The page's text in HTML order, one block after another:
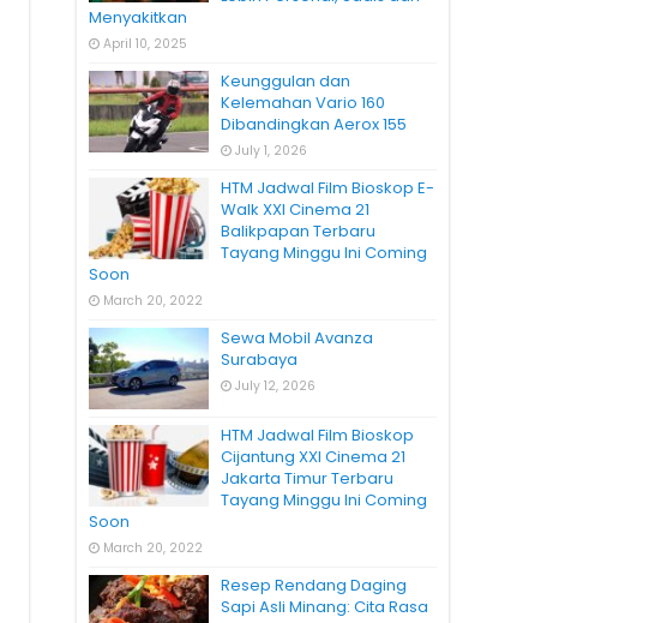
Menyakitkan
April 10, 2025
Keunggulan dan
Kelemahan Vario 160
Dibandingkan Aerox 155
July 1, 2026
HTM Jadwal Film Bioskop E-
Walk XXI Cinema 21
Balikpapan Terbaru
Tayang Minggu Ini Coming
Soon
March 20, 2022
Sewa Mobil Avanza
Surabaya
July 12, 2026
HTM Jadwal Film Bioskop
Cijantung XXI Cinema 21
Jakarta Timur Terbaru
Tayang Minggu Ini Coming
Soon
March 20, 2022
Resep Rendang Daging
Sapi Asli Minang: Cita Rasa